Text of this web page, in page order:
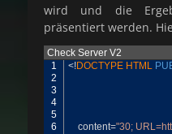
wird und die
präsentiert werden.
Check Server V2
1
2
3
4
5
6
<!DOCTYPE HTML
content="30;